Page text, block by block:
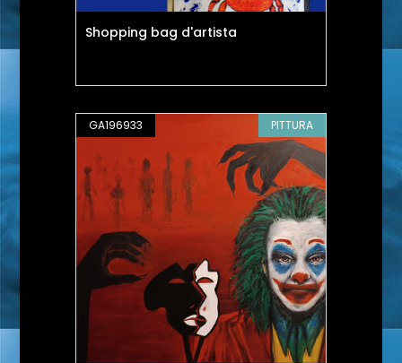
Shopping bag d'artista
GA196933 PITTURA